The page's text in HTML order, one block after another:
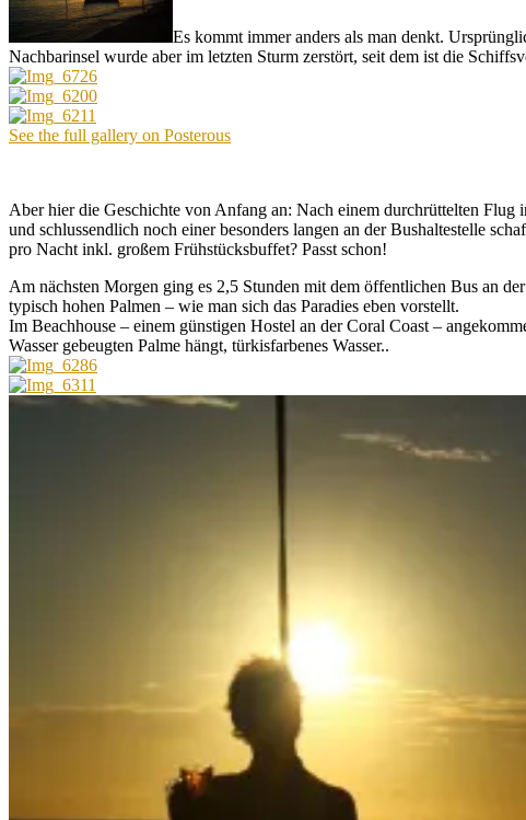
Es kommt immer anders als man denkt.
Nachbarinsel wurde aber im letzten Sturm zerstört, seit dem ist die
See the full gallery on Posterous
Aber hier die Geschichte von Anfang an: Nach einem durchrüttelten
und schlussendlich noch einer besonders langen an der Bushaltestelle
pro Nacht inkl. großem Frühstücksbuffet? Passt schon!
Am nächsten Morgen ging es 2,5 Stunden mit dem öffentlichen Bus an
typisch hohen Palmen – wie man sich das Paradies eben vorstellt.
Im Beachhouse – einem günstigen Hostel an der Coral Coast –
Wasser gebeugten Palme hängt, türkisfarbenes Wasser..